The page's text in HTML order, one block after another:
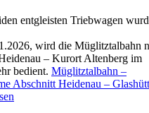
entgleisten Triebwagen
wird die Müglitztalbahn
– Kurort Altenberg im
bedient. Müglitztalbahn –
Abschnitt Heidenau –